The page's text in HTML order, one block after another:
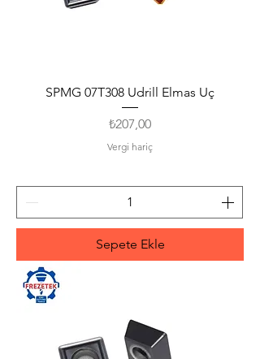
SPMG 07T308 Udrill Elmas Uç
Fiyat
₺207,00
Vergi hariç
Sepete Ekle